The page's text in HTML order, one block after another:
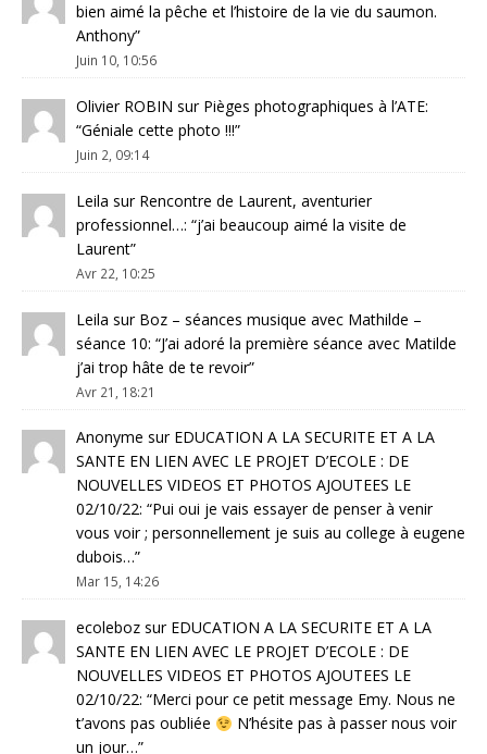
bien aimé la pêche et l’histoire de la vie du saumon.
Anthony”
Juin 10, 10:56
Olivier ROBIN sur Pièges photographiques à l’ATE:
“Géniale cette photo !!!”
Juin 2, 09:14
Leila sur Rencontre de Laurent, aventurier
professionnel…: “j’ai beaucoup aimé la visite de
Laurent”
Avr 22, 10:25
Leila sur Boz – séances musique avec Mathilde –
séance 10: “J’ai adoré la première séance avec Matilde
j’ai trop hâte de te revoir”
Avr 21, 18:21
Anonyme sur EDUCATION A LA SECURITE ET A LA
SANTE EN LIEN AVEC LE PROJET D’ECOLE : DE
NOUVELLES VIDEOS ET PHOTOS AJOUTEES LE
02/10/22: “Pui oui je vais essayer de penser à venir
vous voir ; personnellement je suis au college à eugene
dubois…”
Mar 15, 14:26
ecoleboz sur EDUCATION A LA SECURITE ET A LA
SANTE EN LIEN AVEC LE PROJET D’ECOLE : DE
NOUVELLES VIDEOS ET PHOTOS AJOUTEES LE
02/10/22: “Merci pour ce petit message Emy. Nous ne
t’avons pas oubliée
N’hésite pas à passer nous voir
un jour…”